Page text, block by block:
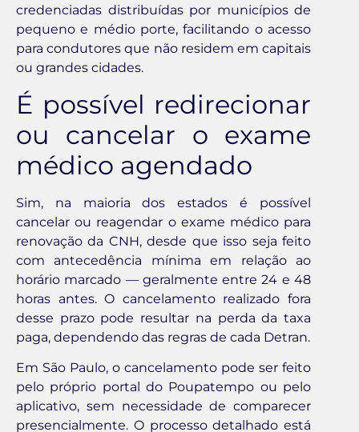
credenciadas distribuídas por municípios de
pequeno e médio porte, facilitando o acesso
para condutores que não residem em capitais
ou grandes cidades.
É possível redirecionar
ou cancelar o exame
médico agendado
Sim, na maioria dos estados é possível
cancelar ou reagendar o exame médico para
renovação da CNH, desde que isso seja feito
com antecedência mínima em relação ao
horário marcado — geralmente entre 24 e 48
horas antes. O cancelamento realizado fora
desse prazo pode resultar na perda da taxa
paga, dependendo das regras de cada Detran.
Em São Paulo, o cancelamento pode ser feito
pelo próprio portal do Poupatempo ou pelo
aplicativo, sem necessidade de comparecer
presencialmente. O processo detalhado está